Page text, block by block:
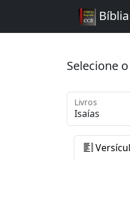
Selecione
Livros